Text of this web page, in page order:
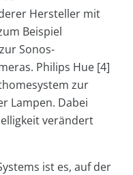
Hersteller mit
Beispiel
Sonos-
Philips Hue [4]
zur
Lampen. Dabei
verändert
ist es, auf der